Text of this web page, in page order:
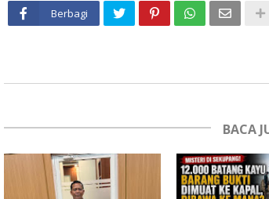
Berbagi
BACA